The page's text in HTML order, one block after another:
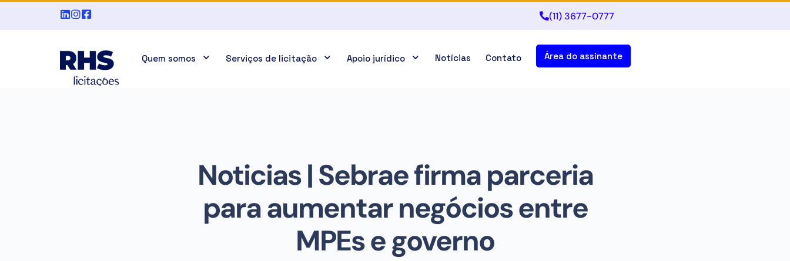
(11) 3677-0777
Quem somos Serviços de licitação Apoio jurídico Notícias Contato Área do assinante
Noticias | Sebrae firma parceria
para aumentar negócios entre
MPEs e governo